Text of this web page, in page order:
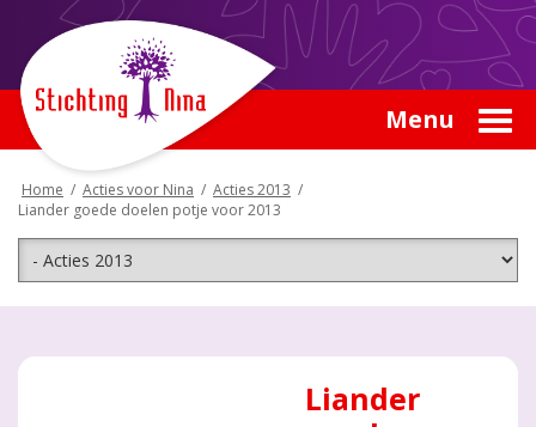
Menu
Home / Acties voor Nina / Acties 2013 /
Liander goede doelen potje voor 2013
Liander